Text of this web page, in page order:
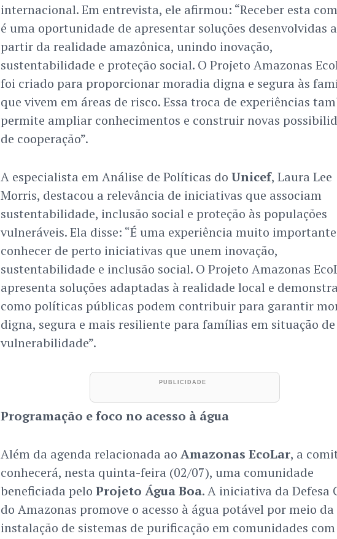
internacional. Em entrevista, ele afirmou: “Receber esta
é uma oportunidade de apresentar soluções desenvolvidas a
partir da realidade amazônica, unindo inovação,
sustentabilidade e proteção social. O Projeto Amazonas
foi criado para proporcionar moradia digna e segura às
que vivem em áreas de risco. Essa troca de experiências
permite ampliar conhecimentos e construir novas
de cooperação”.
A especialista em Análise de Políticas do Unicef, Laura Lee
Morris, destacou a relevância de iniciativas que associam
sustentabilidade, inclusão social e proteção às populações
vulneráveis. Ela disse: “É uma experiência muito importante
conhecer de perto iniciativas que unem inovação,
sustentabilidade e inclusão social. O Projeto Amazonas
apresenta soluções adaptadas à realidade local e demonstra
como políticas públicas podem contribuir para garantir
digna, segura e mais resiliente para famílias em situação de
vulnerabilidade”.
Programação e foco no acesso à água
Além da agenda relacionada ao Amazonas EcoLar, a
conhecerá, nesta quinta-feira (02/07), uma comunidade
beneficiada pelo Projeto Água Boa. A iniciativa da Defesa
do Amazonas promove o acesso à água potável por meio da
instalação de sistemas de purificação em comunidades com